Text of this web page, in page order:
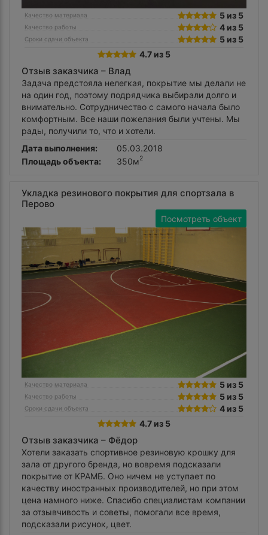
Качество материала 5 из 5
Качество работы 4 из 5
Сроки сдачи объекта
5 из 5
4.7 из 5
Отзыв заказчика – Влад
Задача предстояла нелегкая, покрытие мы делали не
на один год, поэтому подрядчика выбирали долго и
внимательно. Сотрудничество с самого начала было
комфортным. Все наши пожелания были учтены. Мы
рады, получили то, что и хотели.
Дата выполнения:
05.03.2018
Площадь объекта:
350м2
Укладка резинового покрытия для спортзала в
Перово
Посмотреть объект
Качество материала 5 из 5
Качество работы 5 из 5
Сроки сдачи объекта
4 из 5
4.7 из 5
Отзыв заказчика – Фёдор
Хотели заказать спортивное резиновую крошку для
зала от другого бренда, но вовремя подсказали
покрытие от КРАМБ. Оно ничем не уступает по
качеству иностранных производителей, но при этом
цена намного ниже. Спасибо специалистам компании
за отзывчивость и советы, помогали все время,
подсказали рисунок, цвет.